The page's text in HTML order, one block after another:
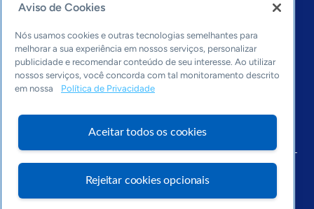
Últimas notícias
Entre em contato
Editorias
Economia & Política
Inovação & Tecnologia
Arquivo
Aviso de Cookies
Nós usamos cookies e outras tecnologias semelhantes para
melhorar a sua experiência em nossos serviços, personalizar
publicidade e recomendar conteúdo de seu interesse. Ao utilizar
nossos serviços, você concorda com tal monitoramento descrito
em nossa
Política de Privacidade
Aceitar todos os cookies
Rejeitar cookies opcionais